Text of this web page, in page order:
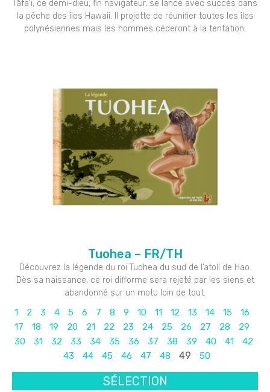
Tāfa’i, ce demi-dieu, fin navigateur, se lance avec succès dans
la pêche des îles Hawaii. Il projette de réunifier toutes les îles
polynésiennes mais les hommes céderont à la tentation.
Tuohea – FR/TH
Découvrez la légende du roi Tuohea du sud de l’atoll de Hao.
Dès sa naissance, ce roi difforme sera rejeté par les siens et
abandonné sur un motu loin de tout.
1 2 3 4 5 6 7 8 9 10 11 12 13 14 15
16
17
18 19 20 21 22 23 24 25 26 27 28
29
30
31 32 33 34 35 36 37 38 39 40 41
42
43
44 45 46 47 48 49 50
SÉLECTION